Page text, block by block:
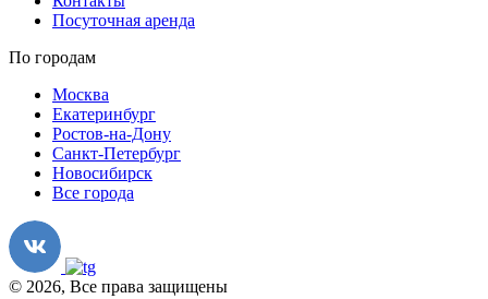
Посуточная аренда
По городам
Москва
Екатеринбург
Ростов-на-Дону
Санкт-Петербург
Новосибирск
Все города
© 2026, Все права защищены